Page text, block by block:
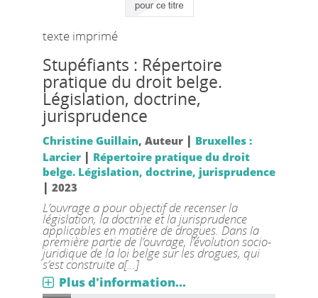
texte imprimé
Stupéfiants : Répertoire
pratique du droit belge.
Législation, doctrine,
jurisprudence
Christine Guillain, Auteur | Bruxelles :
Larcier| Répertoire pratique du droit
belge. Législation, doctrine, jurisprudence
| 2023
L’ouvrage a pour objectif de recenser la
législation, la doctrine et la jurisprudence
applicables en matière de drogues. Dans la
première partie de l’ouvrage, l’évolution socio-
juridique de la loi belge sur les drogues, qui
s’est construite a[...]
Plus d'information...